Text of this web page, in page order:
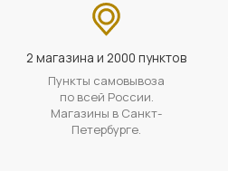
2 магазина и 2000 пунктов
Пункты самовывоза
по всей России.
Магазины в Санкт-
Петербурге.